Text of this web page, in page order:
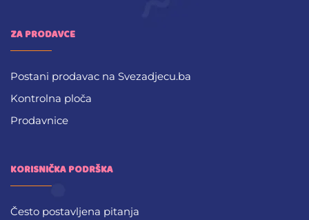
ZA PRODAVCE
Postani prodavac na Svezadjecu.ba
Kontrolna ploča
Prodavnice
KORISNIČKA PODRŠKA
Često postavljena pitanja